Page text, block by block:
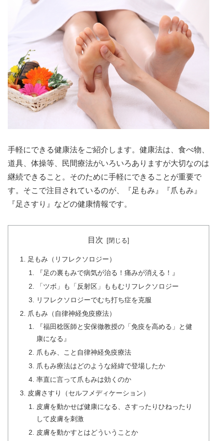
手軽にできる健康法をご紹介します。健康法は、食べ物、
道具、体操等、民間療法がいろいろありますが大切なのは
継続できること。そのために手軽にできることが重要で
す。そこで注目されているのが、『足もみ』『爪もみ』
『足さすり』などの健康情報です。
目次
足もみ（リフレクソロジー）
『足の裏もみで病気が治る！痛みが消える！』
「ツボ」も「反射区」ももむリフレクソロジー
リフレクソロジーでむち打ち症を克服
爪もみ（自律神経免疫療法）
『福田稔医師と安保徹教授の「免疫を高める」と健
康になる』
爪もみ、こと自律神経免疫療法
爪もみ療法はどのような経緯で登場したか
率直に言って爪もみは効くのか
皮膚さすり（セルフメディケーション）
皮膚を動かせば健康になる、さすったりひねったり
して皮膚を刺激
皮膚を動かすとはどういうことか